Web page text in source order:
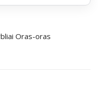
Oras-oras